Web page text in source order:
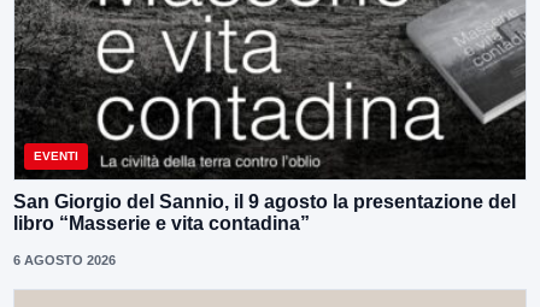
EVENTI
San Giorgio del Sannio, il 9 agosto la presentazione del
libro “Masserie e vita contadina”
6 AGOSTO 2026